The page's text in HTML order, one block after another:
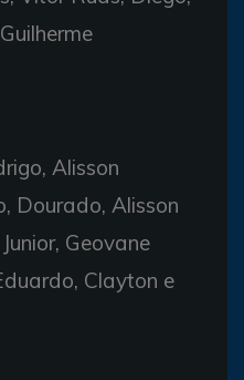
Alisson
Dourado, Alisson
Geovane
Clayton e